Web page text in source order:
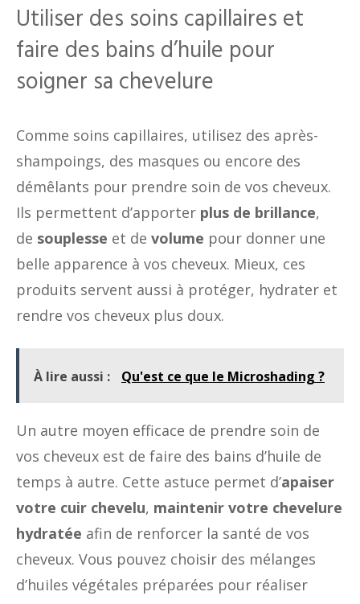
Utiliser des soins capillaires et
faire des bains d’huile pour
soigner sa chevelure
Comme soins capillaires, utilisez des après-
shampoings, des masques ou encore des
démêlants pour prendre soin de vos cheveux.
Ils permettent d’apporter plus de brillance,
de souplesse et de volume pour donner une
belle apparence à vos cheveux. Mieux, ces
produits servent aussi à protéger, hydrater et
rendre vos cheveux plus doux.
À lire aussi : Qu'est ce que le Microshading ?
Un autre moyen efficace de prendre soin de
vos cheveux est de faire des bains d’huile de
temps à autre. Cette astuce permet d’apaiser
votre cuir chevelu, maintenir votre chevelure
hydratée afin de renforcer la santé de vos
cheveux. Vous pouvez choisir des mélanges
d’huiles végétales préparées pour réaliser